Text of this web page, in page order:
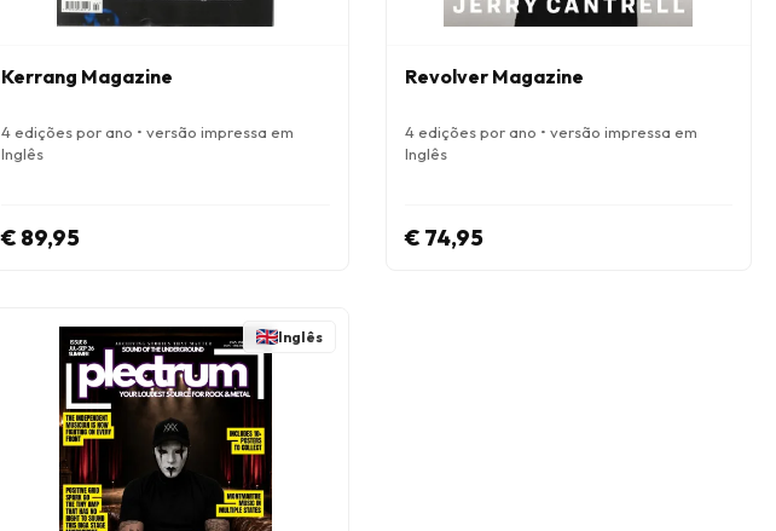
Kerrang Magazine
4 edições por ano • versão impressa em
Inglês
€ 89,95
Revolver Magazine
4 edições por ano • versão impressa em
Inglês
€ 74,95
Inglês